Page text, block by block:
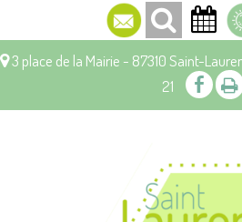
3 place de la Mairie - 87310 Saint-
21